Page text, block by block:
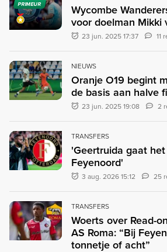
PRIMEUR
Wycombe
voor doelman Mikki
23 jun. 2025 17:37 11
NIEUWS
Oranje O19 begint
de basis aan halve
23 jun. 2025 19:08 2
TRANSFERS
'Geertruida gaat
Feyenoord'
3 aug. 2026 15:12 25
TRANSFERS
Woerts over Read-
AS Roma: “Bij
tonnetje of acht”